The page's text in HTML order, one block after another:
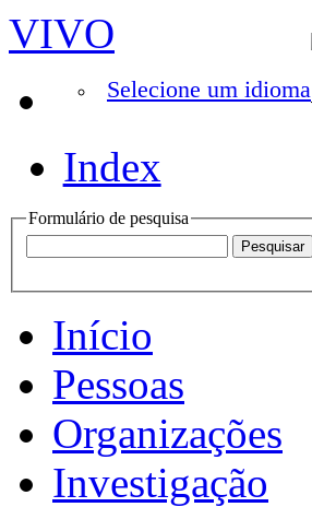
VIVO
Selecione um idioma
Index
Formulário de pesquisa
Início
Pessoas
Organizações
Investigação